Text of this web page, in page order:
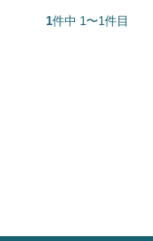
1件中 1〜1件目